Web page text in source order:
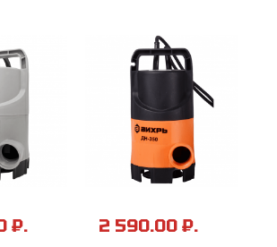
₽. 2 590.00 ₽.